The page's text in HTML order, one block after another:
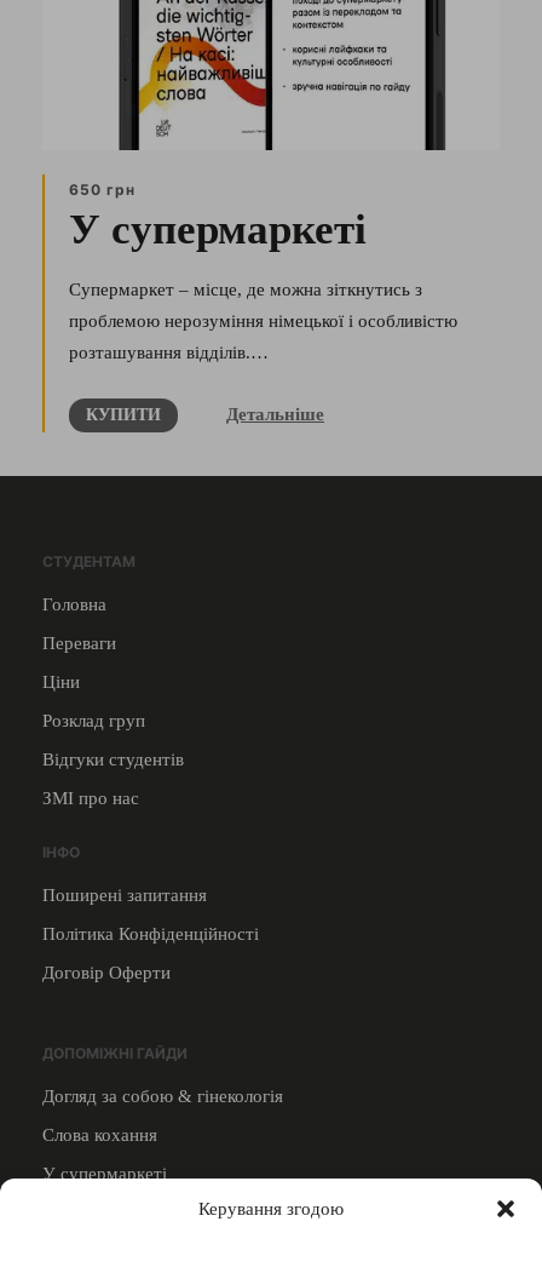
Керування згодою
650 грн
У супермаркеті
Супермаркет – місце, де можна зіткнутись з
проблемою нерозуміння німецької і особливістю
розташування відділів.…
КУПИТИ Детальніше
СТУДЕНТАМ
Головна
Переваги
Ціни
Розклад груп
Відгуки студентів
ЗМІ про нас
ІНФО
Поширені запитання
Політика Конфіденційності
Договір Оферти
ДОПОМІЖНІ ГАЙДИ
Догляд за собою & гінекологія
Слова кохання
У супермаркеті